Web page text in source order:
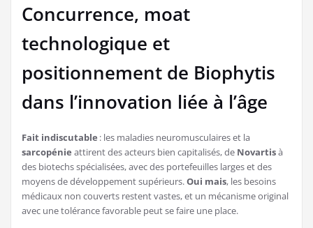
Concurrence, moat
technologique et
positionnement de Biophytis
dans l’innovation liée à l’âge
Fait indiscutable : les maladies neuromusculaires et la
sarcopénie attirent des acteurs bien capitalisés, de Novartisà
des biotechs spécialisées, avec des portefeuilles larges et des
moyens de développement supérieurs.Oui mais, les besoins
médicaux non couverts restent vastes, et un mécanisme original
avec une tolérance favorable peut se faire une place.